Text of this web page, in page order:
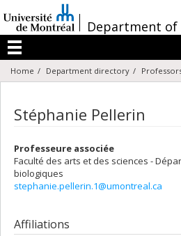
au
contenu
/Department of
Menu
Home Department directory
Stéphanie Pellerin
Professeure associée
Faculté des arts et des sciences -
biologiques
stephanie.pellerin.1@umontreal.ca
Affiliations